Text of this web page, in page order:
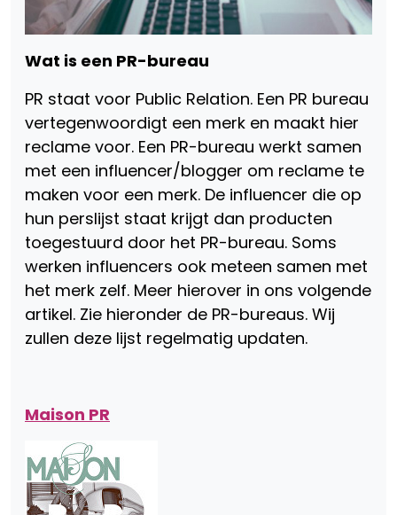
Wat is een PR-bureau
PR staat voor Public Relation. Een PR bureau
vertegenwoordigt een merk en maakt hier
reclame voor. Een PR-bureau werkt samen
met een influencer/blogger om reclame te
maken voor een merk. De influencer die op
hun perslijst staat krijgt dan producten
toegestuurd door het PR-bureau. Soms
werken influencers ook meteen samen met
het merk zelf. Meer hierover in ons volgende
artikel. Zie hieronder de PR-bureaus. Wij
zullen deze lijst regelmatig updaten.
Maison PR